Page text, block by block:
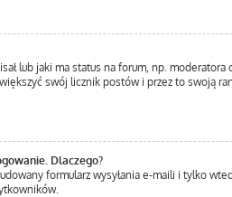
lub jaki ma status na forum, np.
swój licznik postów i przez to swoją
Dlaczego?
formularz wysyłania e-maili i tylko